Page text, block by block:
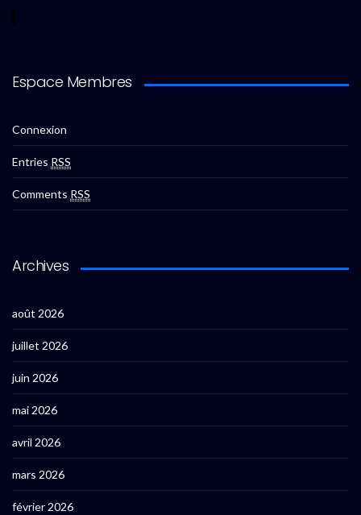
Espace Membres
Connexion
Entries RSS
Comments RSS
Archives
août 2026
juillet 2026
juin 2026
mai 2026
avril 2026
mars 2026
février 2026